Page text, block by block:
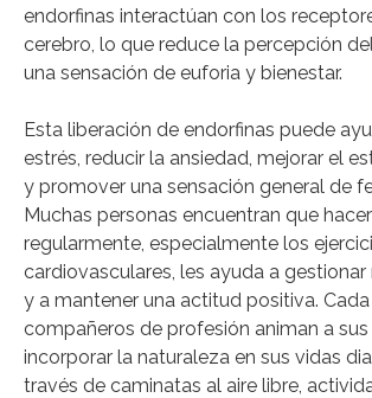
endorfinas interactúan con los
cerebro, lo que reduce la percepción
una sensación de euforia y bienestar.
Esta liberación de endorfinas puede
estrés, reducir la ansiedad, mejorar el
y promover una sensación general de
Muchas personas encuentran que
regularmente, especialmente los
cardiovasculares, les ayuda a gestionar
y a mantener una actitud positiva.
compañeros de profesión animan a
incorporar la naturaleza en sus vidas
través de caminatas al aire libre,